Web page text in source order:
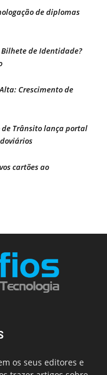
de diplomas
Bilhete de Identidade?
Crescimento de
de Trânsito lança portal
cartões ao
os seus editores e